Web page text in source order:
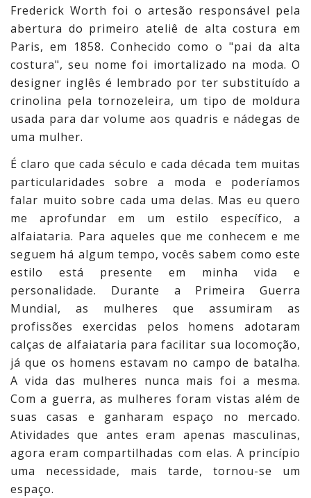
Frederick Worth foi o artesão responsável pela
abertura do primeiro ateliê de alta costura em
Paris, em 1858. Conhecido como o "pai da alta
costura", seu nome foi imortalizado na moda. O
designer inglês é lembrado por ter substituído a
crinolina pela tornozeleira, um tipo de moldura
usada para dar volume aos quadris e nádegas de
uma mulher.
É claro que cada século e cada década tem muitas
particularidades sobre a moda e poderíamos
falar muito sobre cada uma delas. Mas eu quero
me aprofundar em um estilo específico, a
alfaiataria. Para aqueles que me conhecem e me
seguem há algum tempo, vocês sabem como este
estilo está presente em minha vida e
personalidade. Durante a Primeira Guerra
Mundial, as mulheres que assumiram as
profissões exercidas pelos homens adotaram
calças de alfaiataria para facilitar sua locomoção,
já que os homens estavam no campo de batalha.
A vida das mulheres nunca mais foi a mesma.
Com a guerra, as mulheres foram vistas além de
suas casas e ganharam espaço no mercado.
Atividades que antes eram apenas masculinas,
agora eram compartilhadas com elas. A princípio
uma necessidade, mais tarde, tornou-se um
espaço.